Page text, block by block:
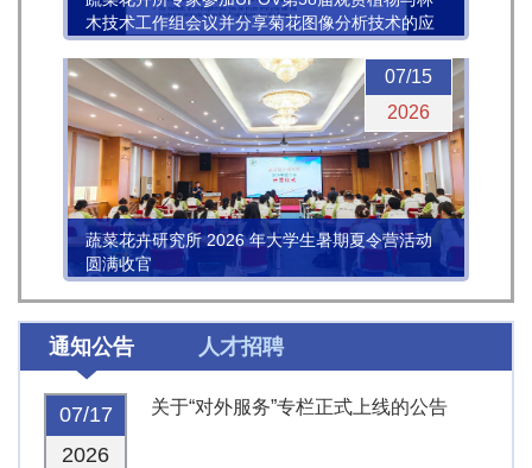
木技术工作组会议并分享菊花图像分析技术的应
用进展
07/15
2026
蔬菜花卉研究所 2026 年大学生暑期夏令营活动
圆满收官
通知公告 人才招聘
07/17
2026
关于“对外服务”专栏正式上线的公告